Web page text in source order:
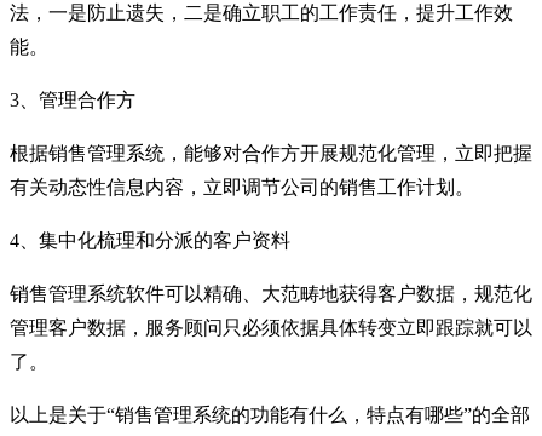
法，一是防止遗失，二是确立职工的工作责任，提升工作效
能。
3、管理合作方
根据销售管理系统，能够对合作方开展规范化管理，立即把握
有关动态性信息内容，立即调节公司的销售工作计划。
4、集中化梳理和分派的客户资料
销售管理系统软件可以精确、大范畴地获得客户数据，规范化
管理客户数据，服务顾问只必须依据具体转变立即跟踪就可以
了。
以上是关于“销售管理系统的功能有什么，特点有哪些”的全部